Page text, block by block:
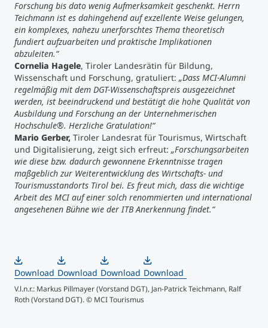
Forschung bis dato wenig Aufmerksamkeit geschenkt. Herrn
Teichmann ist es dahingehend auf exzellente Weise gelungen,
ein komplexes, nahezu unerforschtes Thema theoretisch
fundiert aufzuarbeiten und praktische Implikationen
abzuleiten.“
Cornelia Hagele, Tiroler Landesrätin für Bildung,
Wissenschaft und Forschung, gratuliert: „Dass MCI-Alumni
regelmäßig mit dem DGT-Wissenschaftspreis ausgezeichnet
werden, ist beeindruckend und bestätigt die hohe Qualität von
Ausbildung und Forschung an der Unternehmerischen
Hochschule®. Herzliche Gratulation!“
Mario Gerber, Tiroler Landesrat für Tourismus, Wirtschaft
und Digitalisierung, zeigt sich erfreut: „Forschungsarbeiten
wie diese bzw. dadurch gewonnene Erkenntnisse tragen
maßgeblich zur Weiterentwicklung des Wirtschafts- und
Tourismusstandorts Tirol bei. Es freut mich, dass die wichtige
Arbeit des MCI auf einer solch renommierten und international
angesehenen Bühne wie der ITB Anerkennung findet.“
Download Download Download Download
V.l.n.r.: Markus Pillmayer (Vorstand DGT), Jan-Patrick Teichmann, Ralf
Roth (Vorstand DGT). © MCI Tourismus